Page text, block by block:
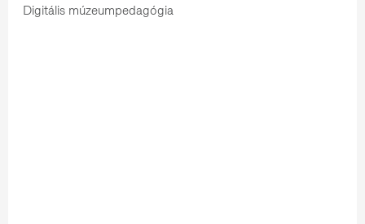
Digitális múzeumpedagógia